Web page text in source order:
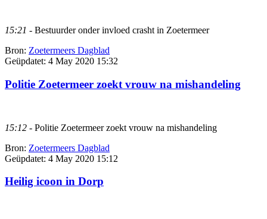
15:21 - Bestuurder onder invloed crasht in Zoetermeer
Bron: Zoetermeers Dagblad
Geüpdatet: 4 May 2020 15:32
Politie Zoetermeer zoekt vrouw na mishandeling
15:12 - Politie Zoetermeer zoekt vrouw na mishandeling
Bron: Zoetermeers Dagblad
Geüpdatet: 4 May 2020 15:12
Heilig icoon in Dorp